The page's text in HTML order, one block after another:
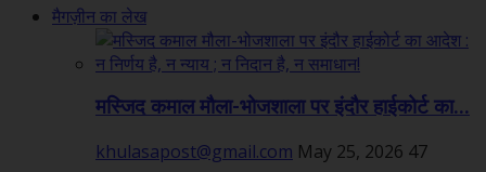
मैगज़ीन का लेख
मस्जिद कमाल मौला-भोजशाला पर इंदौर हाईकोर्ट का...
khulasapost@gmail.com May 25, 2026 47